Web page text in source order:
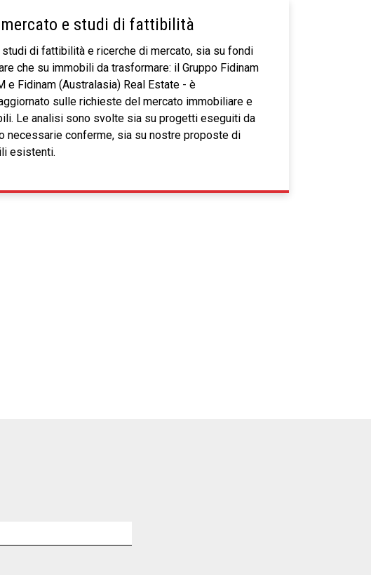
mercato e studi di fattibilità
di fattibilità e ricerche di mercato, sia su fondi
che su immobili da trasformare: il Gruppo Fidinam
e Fidinam (Australasia) Real Estate - è
sulle richieste del mercato immobiliare e
Le analisi sono svolte sia su progetti eseguiti da
necessarie conferme, sia su nostre proposte di
esistenti.